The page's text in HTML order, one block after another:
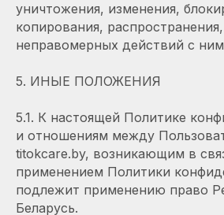
уничтожения, изменения,
копирования,
неправомерных действий с
5. ИНЫЕ ПОЛОЖЕНИЯ
5.1. К настоящей Политике
и отношениям между
titokcare.by, возникающим в
применением Политики
подлежит применению право
Беларусь.